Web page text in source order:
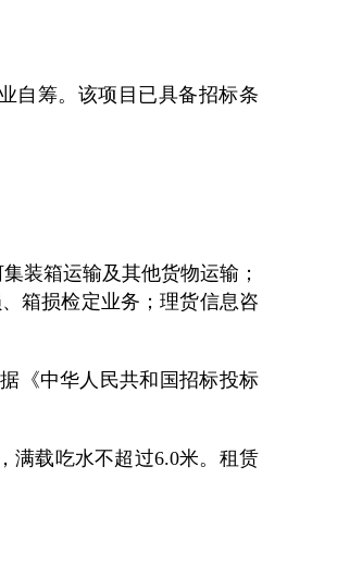
自筹。该项目已具备招标条
装箱运输及其他货物运输；
箱损检定业务；理货信息咨
《中华人民共和国招标投标
满载吃水不超过6.0米。租赁